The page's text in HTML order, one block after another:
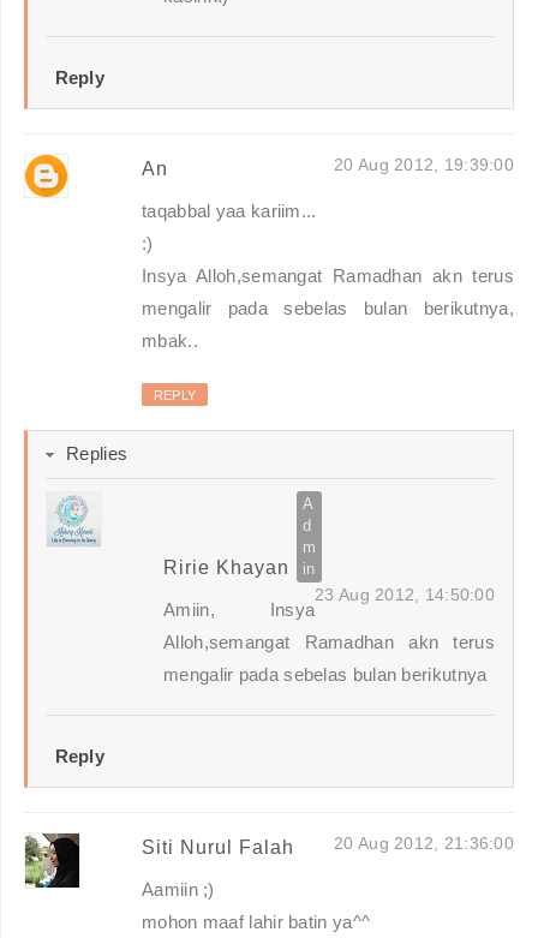
Reply
An 20 Aug 2012, 19:39:00
taqabbal yaa kariim...
:)
Insya Alloh,semangat Ramadhan akn terus
mengalir pada sebelas bulan berikutnya,
mbak..
REPLY
Replies
Ririe Khayan
23 Aug 2012, 14:50:00
Amiin, Insya
Alloh,semangat Ramadhan akn terus
mengalir pada sebelas bulan berikutnya
Reply
Siti Nurul Falah 20 Aug 2012, 21:36:00
Aamiin ;)
mohon maaf lahir batin ya^^